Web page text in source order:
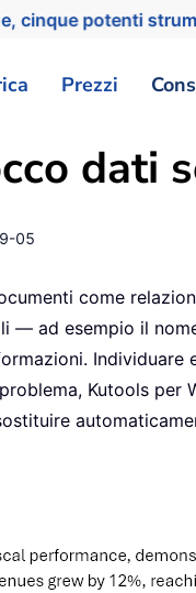
cinque potenti
Prezzi
dati
05
come
— ad esempio il
Kutools